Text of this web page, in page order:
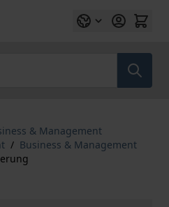
& Management
/ Business & Management